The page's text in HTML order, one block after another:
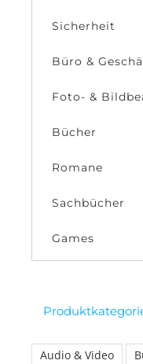
Sicherheit
Büro &
Foto- &
Bücher
Romane
Sachbücher
Games
Audio & Video